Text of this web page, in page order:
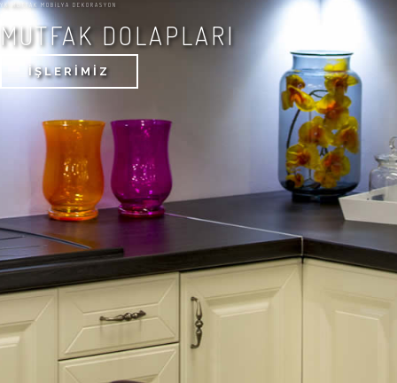
YK MUTFAK MOBILYA DEKORASYON
MUTFAK DOLAPLARI
İŞLERIMIZ